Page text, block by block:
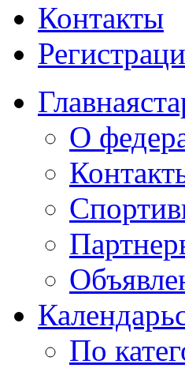
Контакты
Главная
О
Календарь
По